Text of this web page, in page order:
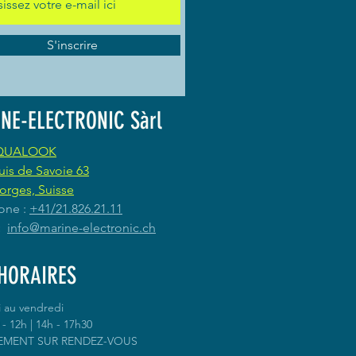
S'inscrire
ELECTRONIC Sàrl
de Savoie 63
Suisse
: +41/21.826.21.11
info@marine-electronic.ch
au vendredi
12h | 14h - 17h30
SUR RENDEZ-VOUS